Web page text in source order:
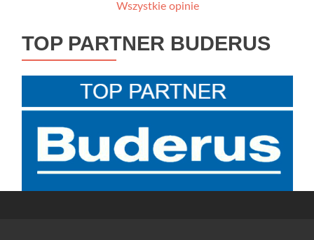
Wszystkie opinie
TOP PARTNER BUDERUS